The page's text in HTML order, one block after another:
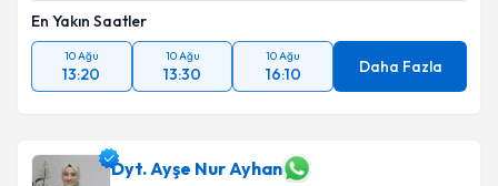
En Yakın Saatler
10 Ağu
13:20
10 Ağu
13:30
10 Ağu
16:10 Daha Fazla
Dyt. Ayşe Nur Ayhan